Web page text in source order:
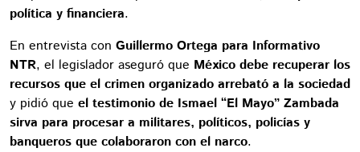
política y financiera.
En entrevista con Guillermo Ortega para Informativo
NTR, el legislador aseguró que México debe recuperar los
recursos que el crimen organizado arrebató a la sociedad
y pidió que el testimonio de Ismael “El Mayo” Zambada
sirva para procesar a militares, políticos, policías y
banqueros que colaboraron con el narco.